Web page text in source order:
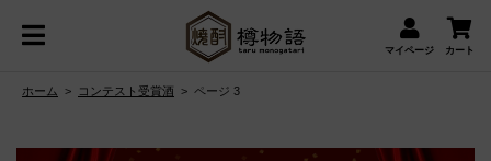
マイページ カート
ホーム > コンテスト受賞酒 > ページ 3